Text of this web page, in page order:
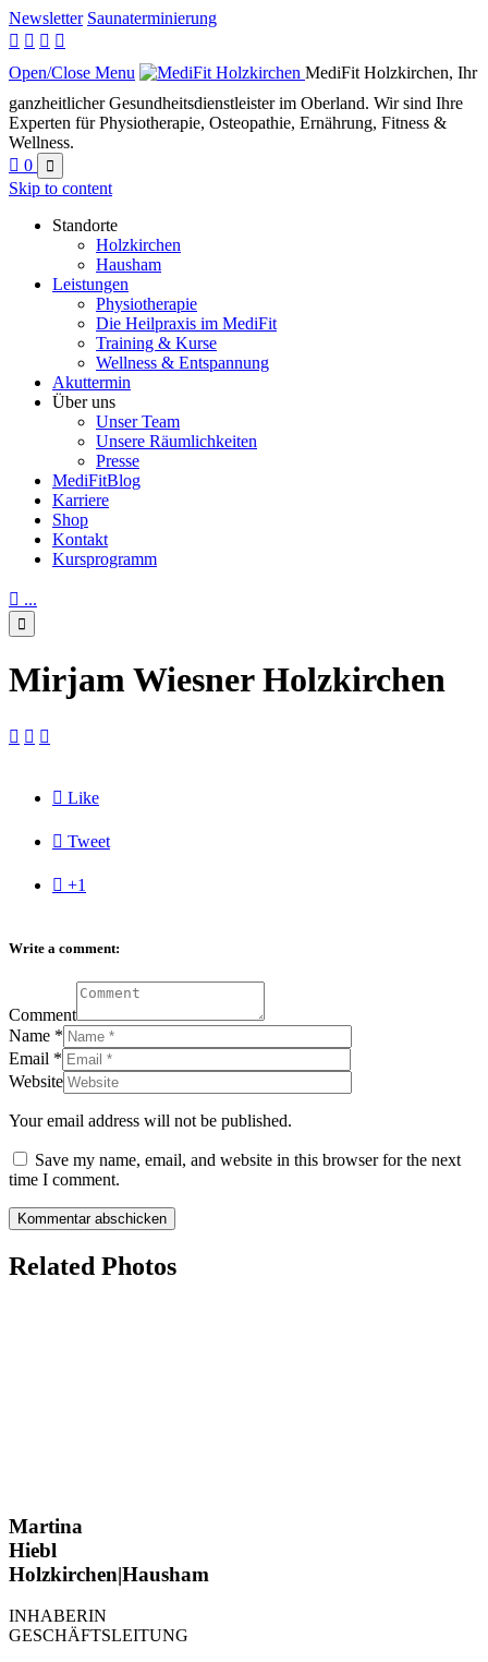
Newsletter Saunaterminierung
   
Open/Close Menu
MediFit Holzkirchen, Ihr
ganzheitlicher Gesundheitsdienstleister im Oberland. Wir sind Ihre
Experten für Physiotherapie, Osteopathie, Ernährung, Fitness &
Wellness.
 0 
Skip to content
Standorte
Holzkirchen
Hausham
Leistungen
Physiotherapie
Die Heilpraxis im MediFit
Training & Kurse
Wellness & Entspannung
Akuttermin
Über uns
Unser Team
Unsere Räumlichkeiten
Presse
MediFitBlog
Karriere
Shop
Kontakt
Kursprogramm
 ...

Mirjam Wiesner Holzkirchen
  
 Like
 Tweet
 +1
Write a comment:
Comment
Name *
Email *
Website
Your email address will not be published.
Save my name, email, and website in this browser for the next
time I comment.
Related Photos
Martina
Hiebl
Holzkirchen|Hausham
INHABERIN
GESCHÄFTSLEITUNG